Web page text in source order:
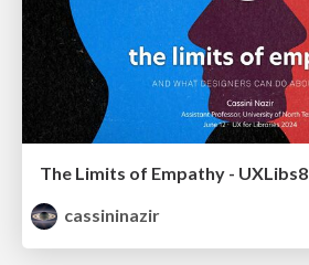
The Limits of Empathy - UXLibs8
cassininazir